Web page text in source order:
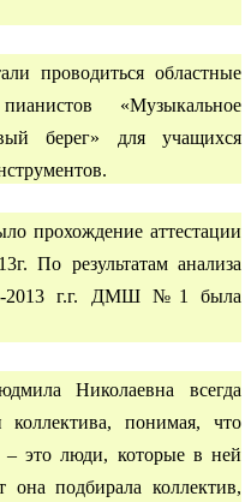
проводиться областные
«Музыкальное
берег» для учащихся
прохождение аттестации
По результатам анализа
2013 г.г. ДМШ №1 была
Николаевна всегда
коллектива, понимая, что
– это люди, которые в ней
она подбирала коллектив,